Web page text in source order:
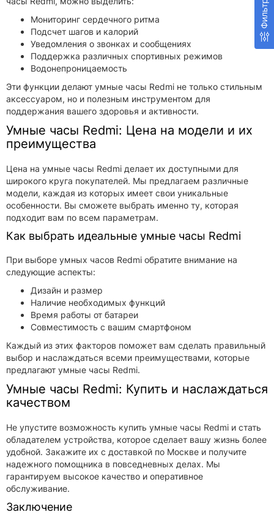
Фильтр
Мониторинг сердечного ритма
Подсчет шагов и калорий
Уведомления о звонках и сообщениях
Поддержка различных спортивных режимов
Водонепроницаемость
Эти функции делают умные часы Redmi не только стильным
аксессуаром, но и полезным инструментом для
поддержания вашего здоровья и активности.
Умные часы Redmi: Цена на модели и их
преимущества
Цена на умные часы Redmi делает их доступными для
широкого круга покупателей. Мы предлагаем различные
модели, каждая из которых имеет свои уникальные
особенности. Вы сможете выбрать именно ту, которая
подходит вам по всем параметрам.
Как выбрать идеальные умные часы Redmi
При выборе умных часов Redmi обратите внимание на
следующие аспекты:
Дизайн и размер
Наличие необходимых функций
Время работы от батареи
Совместимость с вашим смартфоном
Каждый из этих факторов поможет вам сделать правильный
выбор и наслаждаться всеми преимуществами, которые
предлагают умные часы Redmi.
Умные часы Redmi: Купить и наслаждаться
качеством
Не упустите возможность купить умные часы Redmi и стать
обладателем устройства, которое сделает вашу жизнь более
удобной. Закажите их с доставкой по Москве и получите
надежного помощника в повседневных делах. Мы
гарантируем высокое качество и оперативное
обслуживание.
Заключение